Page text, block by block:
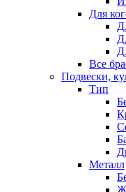
Для
Все
Подвески,
Тип
Металл